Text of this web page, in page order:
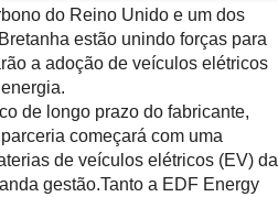
do Reino Unido e um dos
estão unindo forças para
a adoção de veículos elétricos
de longo prazo do fabricante,
começará com uma
de veículos elétricos (EV) da
gestão.Tanto a EDF Energy